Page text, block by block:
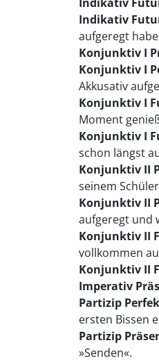
Indikativ
aufgeregt
Konjunktiv I
Konjunktiv I
Akkusativ
Konjunktiv I
Moment
Konjunktiv I
schon längst
Konjunktiv II
seinem
Konjunktiv II
aufgeregt und
Konjunktiv II
vollkommen
Konjunktiv II
Imperativ
Partizip
ersten Bissen
Partizip
»Senden«.